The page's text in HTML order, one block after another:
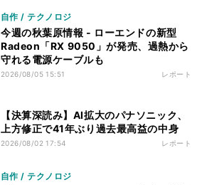
自作 / テクノロジ
今週の秋葉原情報 - ローエンドの新型
Radeon「RX 9050」が発売、過熱から
守れる電源ケーブルも
2026/08/05 15:51 レポート
【決算深読み】AI拡大のパナソニック、
上方修正で41年ぶり過去最高益の中身
2026/08/02 17:54 レポート
自作 / テクノロジ